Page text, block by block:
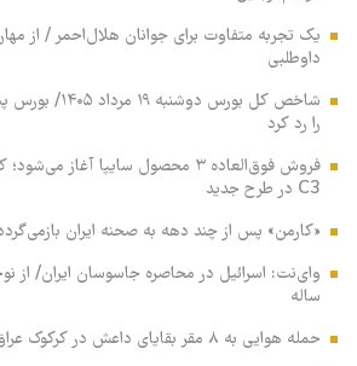
یک تجربه متفاوت برای جوانان هلال‌احمر / از
داوطلبی
را رد کرد
فروش فوق‌العاده ۳ محصول سایپا
C3 در طرح جدید
«کارمن» پس از چند دهه به صحنه ایران
ساله
حمله هوایی به ۸ مقر بقایای داعش در کرکوک عراق